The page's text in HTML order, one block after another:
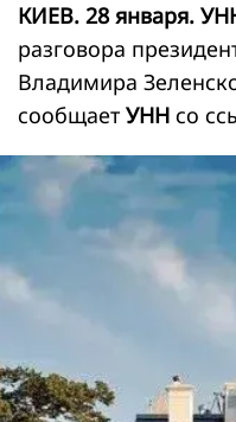
КИЕВ. 28 января.
разговора
Владимира
сообщает УНН со